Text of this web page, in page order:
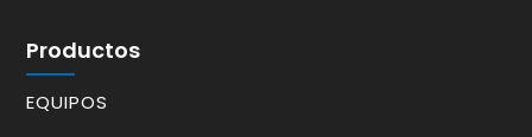
Productos
EQUIPOS